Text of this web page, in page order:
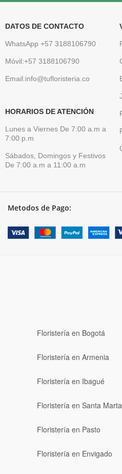
DATOS DE CONTACTO
WhatsApp +57 3188106790
Móvil:+57 3188106790
Email:info@tufloristeria.co
HORARIOS DE ATENCIÓN
Lunes a Viernes De 7:00 a.m a
7:00 p.m
Sábados, Domingos y Festivos
De 7:00 a.m a 11:00 a.m
Metodos de Pago:
Floristería en Bogotá
Floristería en Armenia
Floristería en Ibagué
Floristería en Santa Marta
Floristería en Pasto
Floristería en Envigado